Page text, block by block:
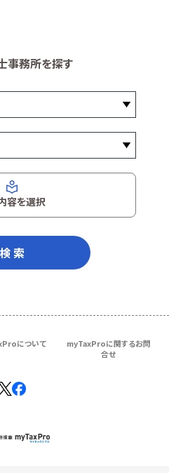
事務所を探す
容を選択
検 索
について
myTaxProに関するお問
合せ